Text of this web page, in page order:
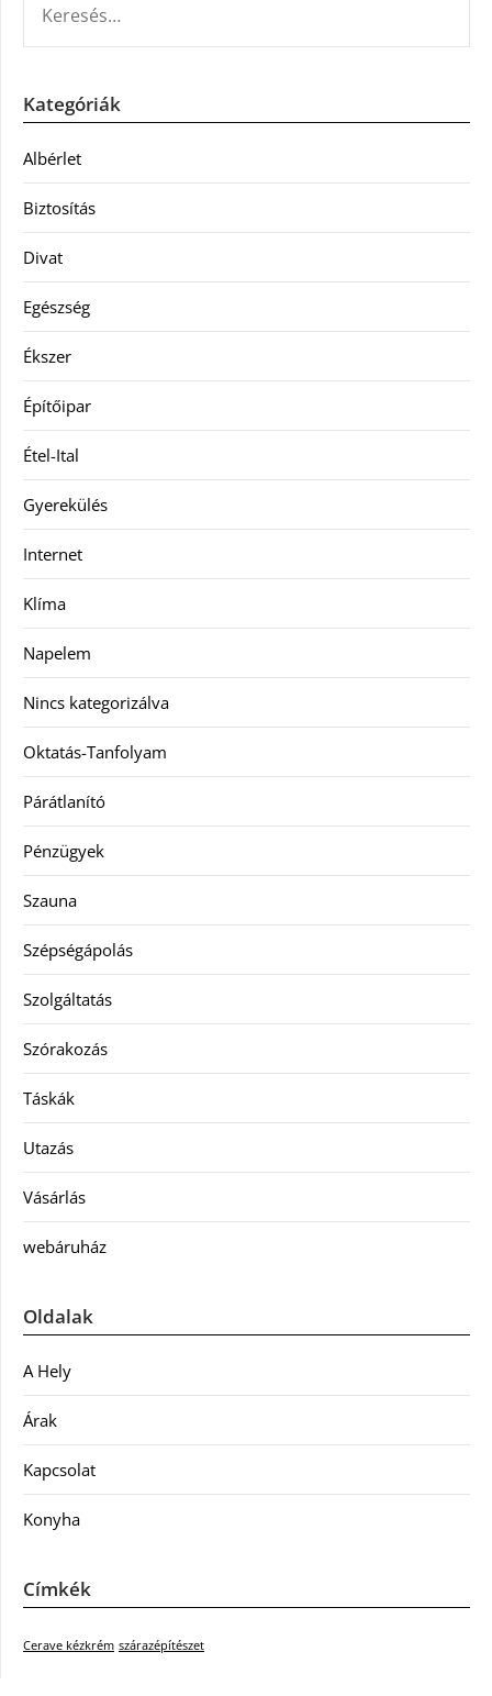
Kategóriák
Albérlet
Biztosítás
Divat
Egészség
Ékszer
Építőipar
Étel-Ital
Gyerekülés
Internet
Klíma
Napelem
Nincs kategorizálva
Oktatás-Tanfolyam
Párátlanító
Pénzügyek
Szauna
Szépségápolás
Szolgáltatás
Szórakozás
Táskák
Utazás
Vásárlás
webáruház
Oldalak
A Hely
Árak
Kapcsolat
Konyha
Címkék
Cerave kézkrém szárazépítészet